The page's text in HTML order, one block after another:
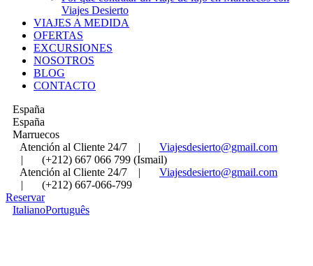
Viajes Desierto
VIAJES A MEDIDA
OFERTAS
EXCURSIONES
NOSOTROS
BLOG
CONTACTO
España
España
Marruecos
Atención al Cliente 24/7
|
Viajesdesierto@gmail.com
|
(+212) 667 066 799 (Ismail)
Atención al Cliente 24/7
|
Viajesdesierto@gmail.com
|
(+212) 667-066-799
Reservar
ItalianoPortuguês